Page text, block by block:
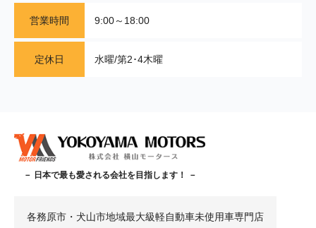
営業時間 9:00～18:00
定休日 水曜/第2･4木曜
－ 日本で最も愛される会社を目指します！ －
各務原市・犬山市地域最大級軽自動車未使用車専門店